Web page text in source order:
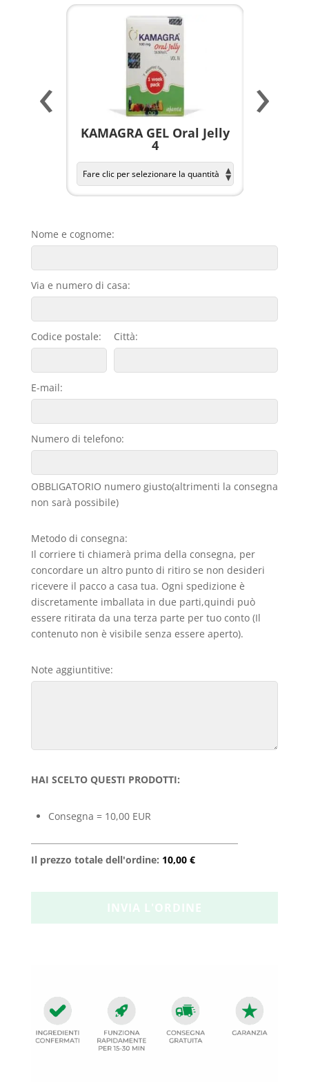
KAMAGRA GEL Oral Jelly
4
‹ ›
Nome e cognome:
Via e numero di casa:
Codice postale: Città:
E-mail:
Numero di telefono:
OBBLIGATORIO numero giusto(altrimenti la consegna
non sarà possibile)
Metodo di consegna:
Il corriere ti chiamerà prima della consegna, per
concordare un altro punto di ritiro se non desideri
ricevere il pacco a casa tua. Ogni spedizione è
discretamente imballata in due parti,quindi può
essere ritirata da una terza parte per tuo conto (Il
contenuto non è visibile senza essere aperto).
Note aggiuntitive:
HAI SCELTO QUESTI PRODOTTI:
Consegna = 10,00 EUR
Il prezzo totale dell'ordine: 10,00 €